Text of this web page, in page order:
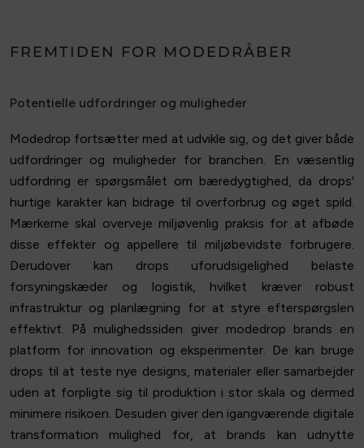
FREMTIDEN FOR MODEDRÅBER
Potentielle udfordringer og muligheder
Modedrop fortsætter med at udvikle sig, og det giver både
udfordringer og muligheder for branchen. En væsentlig
udfordring er spørgsmålet om bæredygtighed, da drops'
hurtige karakter kan bidrage til overforbrug og øget spild.
Mærkerne skal overveje miljøvenlig praksis for at afbøde
disse effekter og appellere til miljøbevidste forbrugere.
Derudover kan drops uforudsigelighed belaste
forsyningskæder og logistik, hvilket kræver robust
infrastruktur og planlægning for at styre efterspørgslen
effektivt. På mulighedssiden giver modedrop brands en
platform for innovation og eksperimenter. De kan bruge
drops til at teste nye designs, materialer eller samarbejder
uden at forpligte sig til produktion i stor skala og dermed
minimere risikoen. Desuden giver den igangværende digitale
transformation mulighed for, at brands kan udnytte